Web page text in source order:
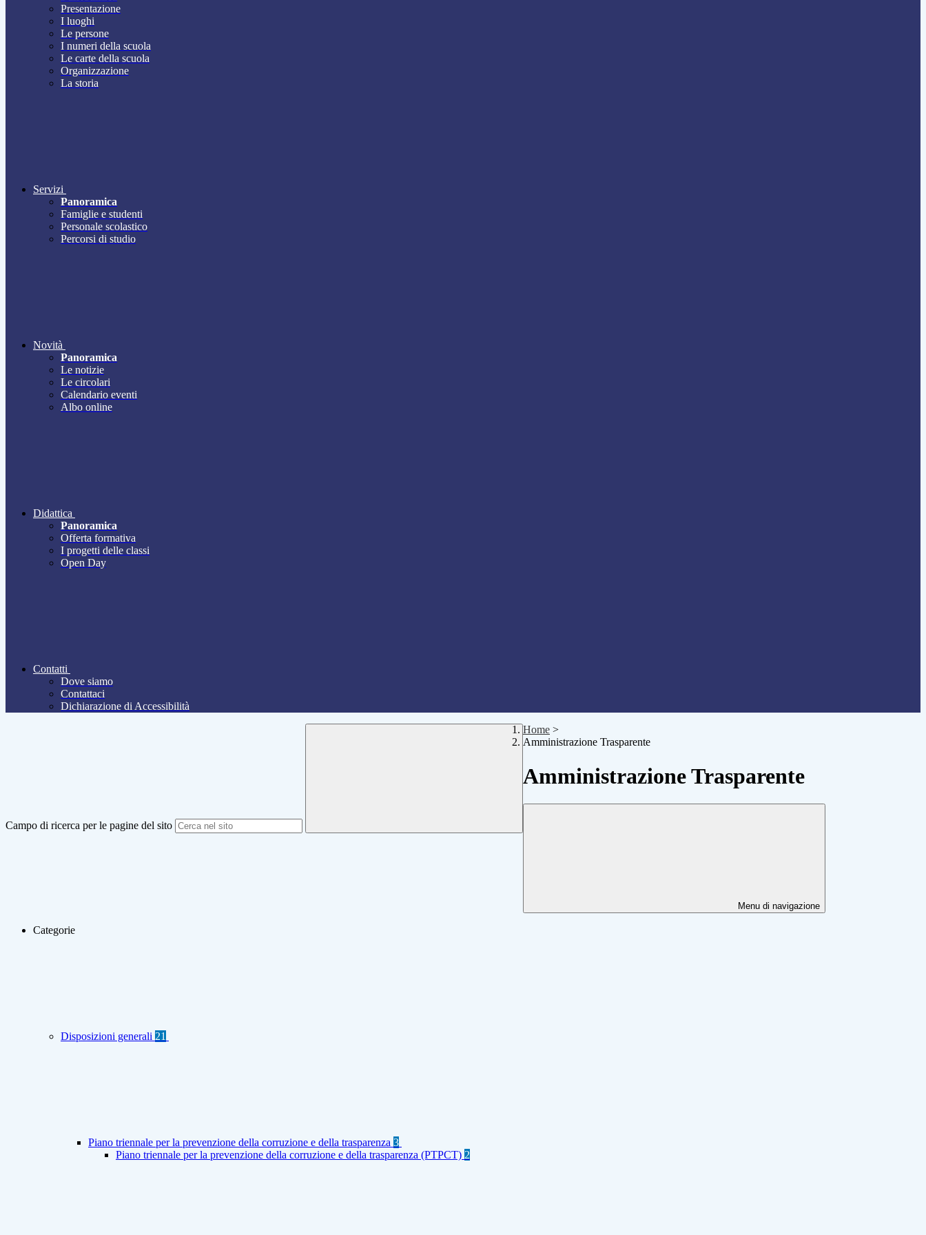
Presentazione
I luoghi
Le persone
I numeri della scuola
Le carte della scuola
Organizzazione
La storia
Servizi
Panoramica
Famiglie e studenti
Personale scolastico
Percorsi di studio
Novità
Panoramica
Le notizie
Le circolari
Calendario eventi
Albo online
Didattica
Panoramica
Offerta formativa
I progetti delle classi
Open Day
Contatti
Dove siamo
Contattaci
Dichiarazione di Accessibilità
Campo di ricerca per le pagine del sito
Home >
Amministrazione Trasparente
Amministrazione Trasparente
Menu di navigazione
Categorie
Disposizioni generali 21
Piano triennale per la prevenzione della corruzione e della trasparenza 3
Piano triennale per la prevenzione della corruzione e della trasparenza (PTPCT) 2